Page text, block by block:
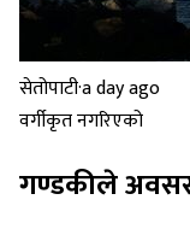
सेतोपाटी·a day ago
वर्गीकृत नगरिएको
गण्डकीले